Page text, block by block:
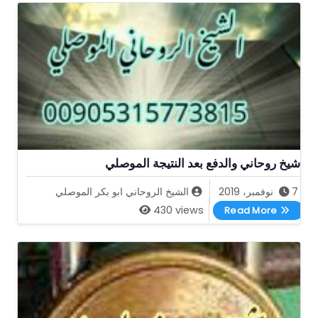
شيخ روحاني والدفع بعد النتيجة الموصلي
7 نوفمبر، 2019
الشيخ الروحاني ابو بكر الموصلي
430 views
Read More
شيخ روحاني والدفع بعد النتيجة الموصلي